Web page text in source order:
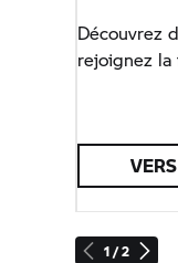
1 / 2
Découvrez
rejoignez la